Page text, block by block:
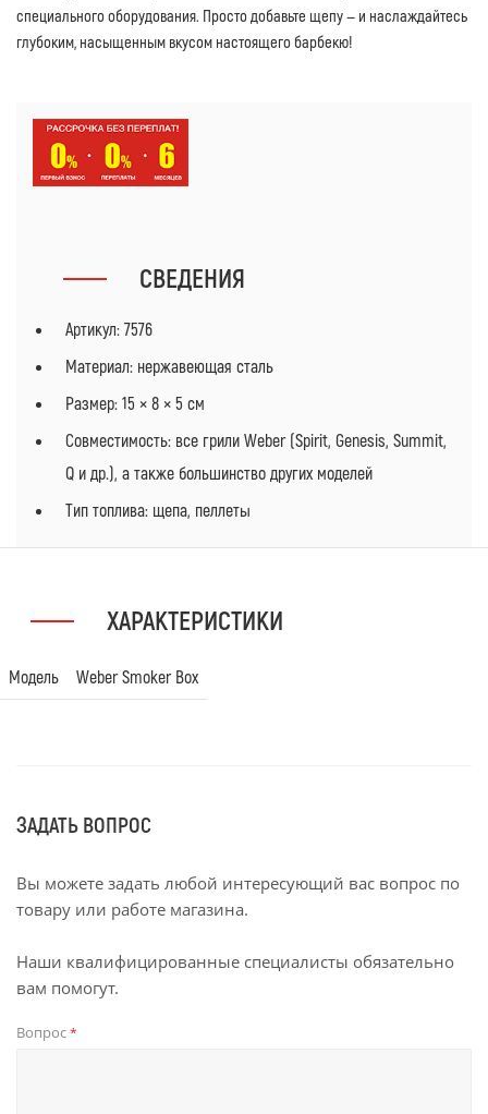
специального оборудования. Просто добавьте щепу — и наслаждайтесь
глубоким, насыщенным вкусом настоящего барбекю!
СВЕДЕНИЯ
Артикул: 7576
Материал: нержавеющая сталь
Размер: 15 × 8 × 5 см
Совместимость: все грили Weber (Spirit, Genesis, Summit,
Q и др.), а также большинство других моделей
Тип топлива: щепа, пеллеты
ХАРАКТЕРИСТИКИ
Модель Weber Smoker Box
ЗАДАТЬ ВОПРОС
Вы можете задать любой интересующий вас вопрос по
товару или работе магазина.
Наши квалифицированные специалисты обязательно
вам помогут.
Вопрос*